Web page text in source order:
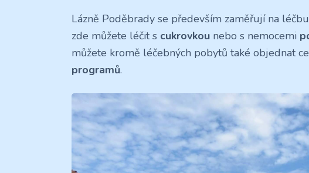
Lázně Poděbrady se především zaměřují na léčbu
zde můžete léčit s cukrovkou nebo s nemocemi
můžete kromě léčebných pobytů také objednat
programů.